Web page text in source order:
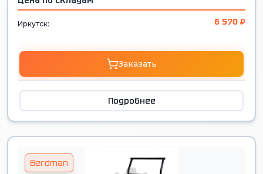
Иркутск: 6 570 ₽
Заказать
Подробнее
Berdman